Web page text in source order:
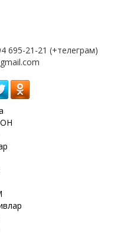
695-21-21 (+телеграм)